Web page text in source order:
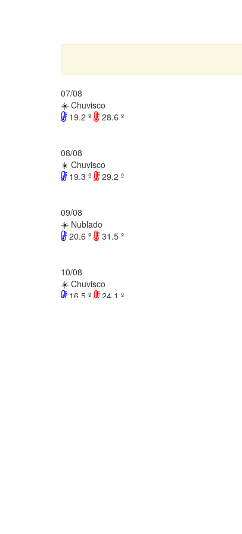
07/08
☀️ Chuvisco
19.2 º
28.6 º
08/08
☀️ Chuvisco
19.3 º
29.2 º
09/08
☀️ Nublado
20.6 º
31.5 º
10/08
☀️ Chuvisco
16.5 º
24.1 º